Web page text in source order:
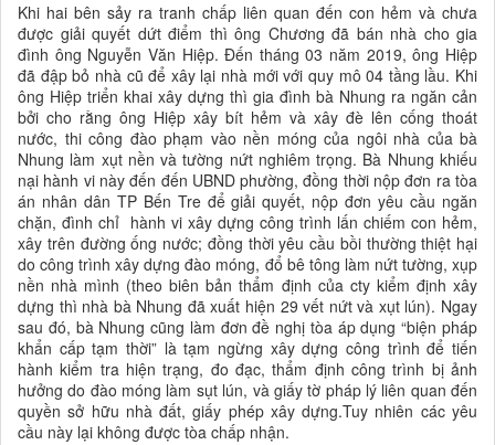
Khi hai bên sảy ra tranh chấp liên quan đến con hẻm và chưa
được giải quyết dứt điểm thì ông Chương đã bán nhà cho gia
đình ông Nguyễn Văn Hiệp. Đến tháng 03 năm 2019, ông Hiệp
đã đập bỏ nhà cũ để xây lại nhà mới với quy mô 04 tầng lầu. Khi
ông Hiệp triển khai xây dựng thì gia đình bà Nhung ra ngăn cản
bởi cho rằng ông Hiệp xây bít hẻm và xây đè lên cống thoát
nước, thi công đào phạm vào nền móng của ngôi nhà của bà
Nhung làm xụt nền và tường nứt nghiêm trọng. Bà Nhung khiếu
nại hành vi này đến đến UBND phường, đồng thời nộp đơn ra tòa
án nhân dân TP Bến Tre để giải quyết, nộp đơn yêu cầu ngăn
chặn, đình chỉ hành vi xây dựng công trình lấn chiếm con hẻm,
xây trên đường ống nước; đồng thời yêu cầu bồi thường thiệt hại
do công trình xây dựng đào móng, đổ bê tông làm nứt tường, xụp
nền nhà mình (theo biên bản thẩm định của cty kiểm định xây
dựng thì nhà bà Nhung đã xuất hiện 29 vết nứt và xụt lún). Ngay
sau đó, bà Nhung cũng làm đơn đề nghị tòa áp dụng “biện pháp
khẩn cấp tạm thời” là tạm ngừng xây dựng công trình để tiến
hành kiểm tra hiện trạng, đo đạc, thẩm định công trình bị ảnh
hưởng do đào móng làm sụt lún, và giấy tờ pháp lý liên quan đến
quyền sở hữu nhà đất, giấy phép xây dựng.Tuy nhiên các yêu
cầu này lại không được tòa chấp nhận.